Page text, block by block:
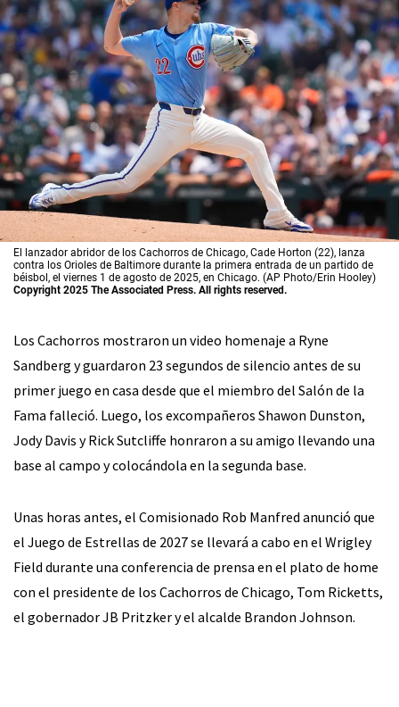
El lanzador abridor de los Cachorros de Chicago, Cade Horton (22), lanza
contra los Orioles de Baltimore durante la primera entrada de un partido de
béisbol, el viernes 1 de agosto de 2025, en Chicago. (AP Photo/Erin Hooley)
Copyright 2025 The Associated Press. All rights reserved.
Los Cachorros mostraron un video homenaje a Ryne
Sandberg y guardaron 23 segundos de silencio antes de su
primer juego en casa desde que el miembro del Salón de la
Fama falleció. Luego, los excompañeros Shawon Dunston,
Jody Davis y Rick Sutcliffe honraron a su amigo llevando una
base al campo y colocándola en la segunda base.
Unas horas antes, el Comisionado Rob Manfred anunció que
el Juego de Estrellas de 2027 se llevará a cabo en el Wrigley
Field durante una conferencia de prensa en el plato de home
con el presidente de los Cachorros de Chicago, Tom Ricketts,
el gobernador JB Pritzker y el alcalde Brandon Johnson.